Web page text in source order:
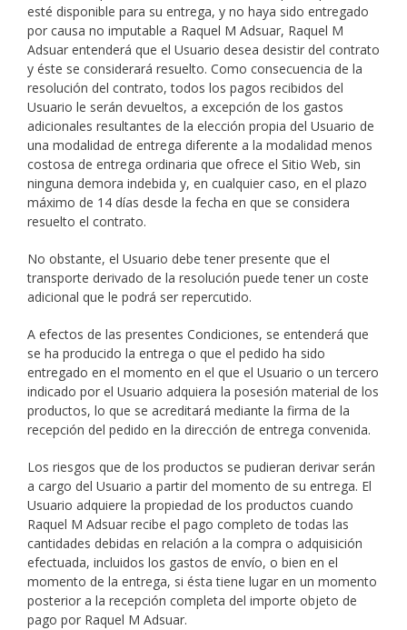
esté disponible para su entrega, y no haya sido entregado
por causa no imputable a Raquel M Adsuar, Raquel M
Adsuar entenderá que el Usuario desea desistir del contrato
y éste se considerará resuelto. Como consecuencia de la
resolución del contrato, todos los pagos recibidos del
Usuario le serán devueltos, a excepción de los gastos
adicionales resultantes de la elección propia del Usuario de
una modalidad de entrega diferente a la modalidad menos
costosa de entrega ordinaria que ofrece el Sitio Web, sin
ninguna demora indebida y, en cualquier caso, en el plazo
máximo de 14 días desde la fecha en que se considera
resuelto el contrato.
No obstante, el Usuario debe tener presente que el
transporte derivado de la resolución puede tener un coste
adicional que le podrá ser repercutido.
A efectos de las presentes Condiciones, se entenderá que
se ha producido la entrega o que el pedido ha sido
entregado en el momento en el que el Usuario o un tercero
indicado por el Usuario adquiera la posesión material de los
productos, lo que se acreditará mediante la firma de la
recepción del pedido en la dirección de entrega convenida.
Los riesgos que de los productos se pudieran derivar serán
a cargo del Usuario a partir del momento de su entrega. El
Usuario adquiere la propiedad de los productos cuando
Raquel M Adsuar recibe el pago completo de todas las
cantidades debidas en relación a la compra o adquisición
efectuada, incluidos los gastos de envío, o bien en el
momento de la entrega, si ésta tiene lugar en un momento
posterior a la recepción completa del importe objeto de
pago por Raquel M Adsuar.